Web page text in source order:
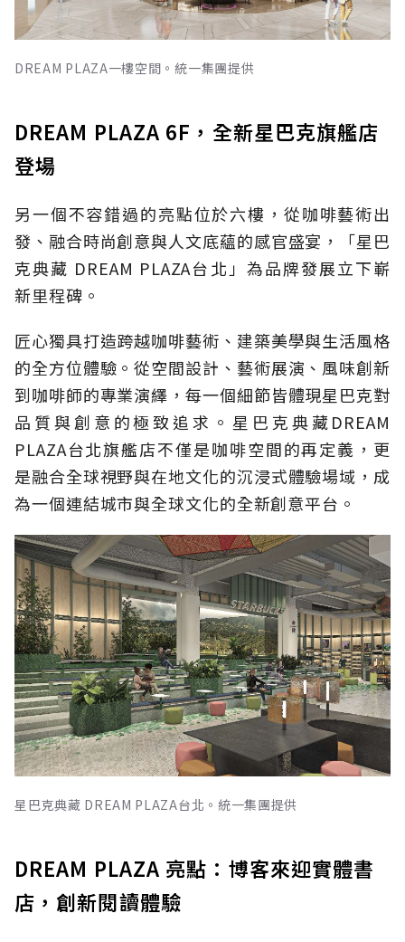
DREAM PLAZA一樓空間。統一集團提供
DREAM PLAZA 6F，全新星巴克旗艦店
登場
另一個不容錯過的亮點位於六樓，從咖啡藝術出
發、融合時尚創意與人文底蘊的感官盛宴，「星巴
克典藏 DREAM PLAZA台北」為品牌發展立下嶄
新里程碑。
匠心獨具打造跨越咖啡藝術、建築美學與生活風格
的全方位體驗。從空間設計、藝術展演、風味創新
到咖啡師的專業演繹，每一個細節皆體現星巴克對
品質與創意的極致追求。星巴克典藏DREAM
PLAZA台北旗艦店不僅是咖啡空間的再定義，更
是融合全球視野與在地文化的沉浸式體驗場域，成
為一個連結城市與全球文化的全新創意平台。
星巴克典藏 DREAM PLAZA台北。統一集團提供
DREAM PLAZA 亮點：博客來迎實體書
店，創新閱讀體驗